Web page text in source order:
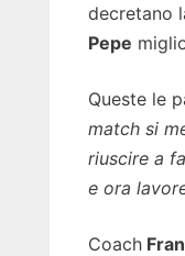
decretano
Pepe
Queste le
match si
riuscire a
e ora
Coach